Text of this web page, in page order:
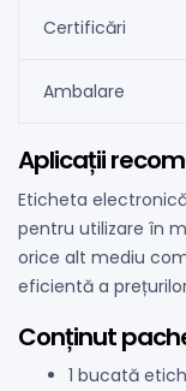
Certificări
Ambalare
Aplicații
Eticheta electronică
pentru utilizare în
orice alt mediu
eficientă a
Conținut
1 bucată